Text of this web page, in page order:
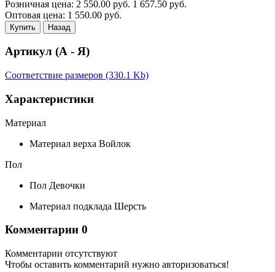
Розничная цена: 2 550.00 руб. 1 657.50 руб.
Оптовая цена: 1 550.00 руб.
Купить Назад
Артикул (А - Я)
Соответствие размеров (330.1 Kb)
Характеристики
Материал
Материал верха Войлок
Пол
Пол Девочки
Материал подклада Шерсть
Комментарии 0
Комментарии отсутствуют
Чтобы оставить комментарий нужно авторизоваться!